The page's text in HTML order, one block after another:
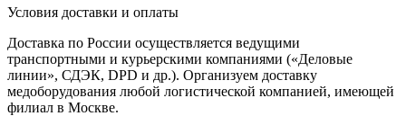
Условия доставки и оплаты
Доставка по России осуществляется ведущими
транспортными и курьерскими компаниями («Деловые
линии», СДЭК, DPD и др.). Организуем доставку
медоборудования любой логистической компанией, имеющей
филиал в Москве.